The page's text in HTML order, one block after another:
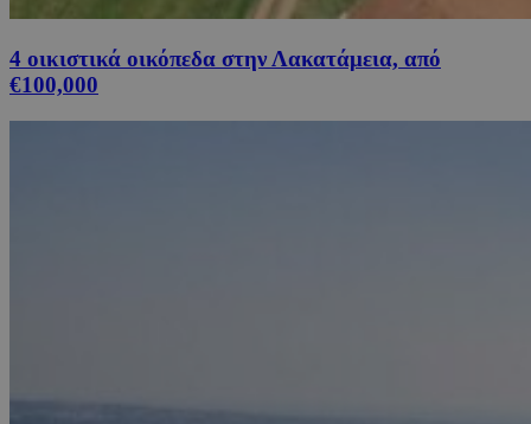
4 οικιστικά οικόπεδα στην Λακατάμεια, από
€100,000